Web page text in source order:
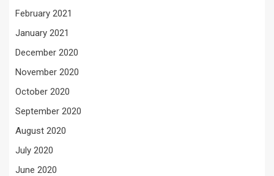
February 2021
January 2021
December 2020
November 2020
October 2020
September 2020
August 2020
July 2020
June 2020